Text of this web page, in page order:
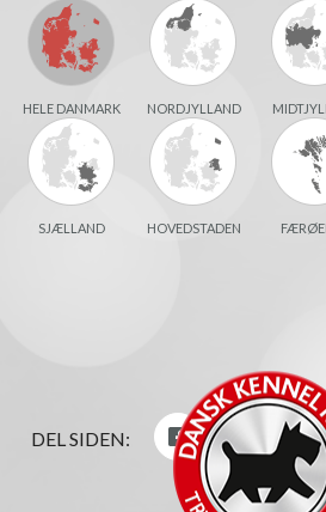
HELE DANMARK NORDJYLLAND
SJÆLLAND HOVEDSTADEN
DEL SIDEN: